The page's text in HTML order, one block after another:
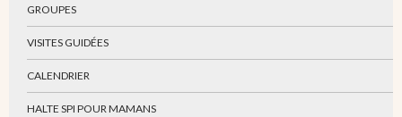
GROUPES
VISITES GUIDÉES
CALENDRIER
HALTE SPI POUR MAMANS